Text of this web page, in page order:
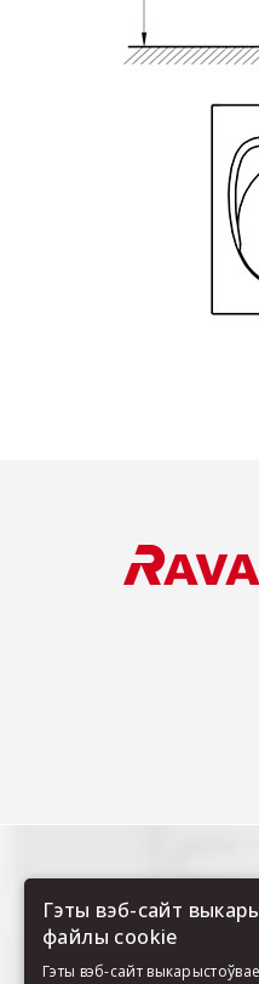
Рекомендуем
О нас
Продукты
Гэты вэб-сайт
файлы cookie
Гэты вэб-сайт